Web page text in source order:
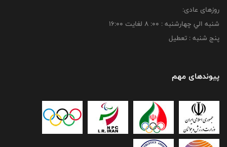
روزهای عادی:
شنبه الي چهارشنبه : 00: 8 لغايت 16:00
پنج شنبه : تعطیل
پیوندهای مهم